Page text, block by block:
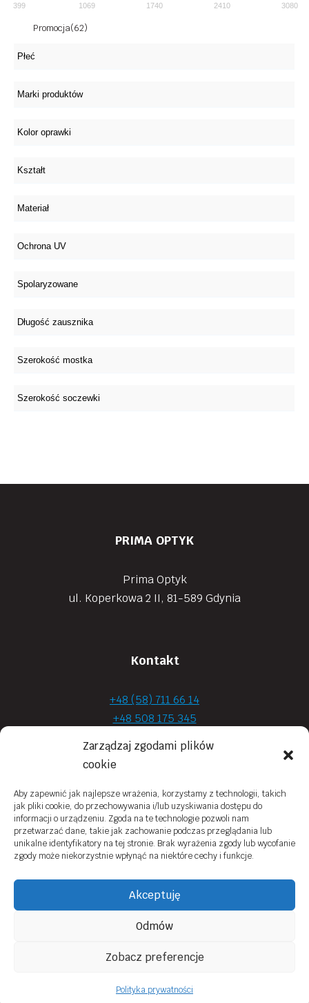
Zarządzaj zgodami plików
cookie
Aby zapewnić jak najlepsze wrażenia, korzystamy z technologii, takich
jak pliki cookie, do przechowywania i/lub uzyskiwania dostępu do
informacji o urządzeniu. Zgoda na te technologie pozwoli nam
przetwarzać dane, takie jak zachowanie podczas przeglądania lub
unikalne identyfikatory na tej stronie. Brak wyrażenia zgody lub wycofanie
zgody może niekorzystnie wpłynąć na niektóre cechy i funkcje.
Akceptuję
Odmów
Zobacz preferencje
Polityka prywatności
399 1069 1740 2410 3080
Promocja(62)
PRIMA OPTYK
Prima Optyk
ul. Koperkowa 2 II, 81-589 Gdynia
Kontakt
+48 (58) 711 66 14
+48 508 175 345
+48 720 870 590
prima.optyk@gmail.com
Moje konto
Obowiązek Informacyjny
Polityka prywatności
Regulamin sklepu online
© 2026 Prima Optyk Wykonanie